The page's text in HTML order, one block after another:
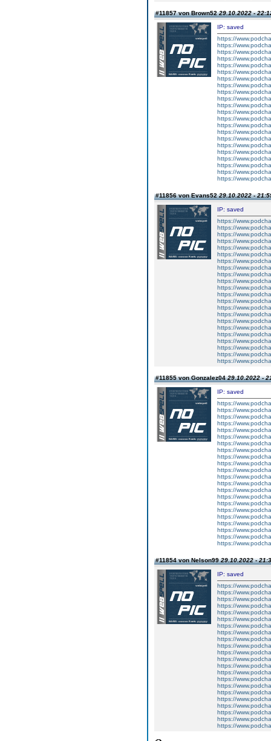
#11857 von Brown5229.10.2022 -
IP: saved
https://
https://
https://
https://
https://
https://
https://
https://
https://
https://
https://
https://
https://
https://
https://
https://
https://
https://
https://
https://
https://
https://
#11856 von Evans5229.10.2022 -
IP: saved
https://
https://
https://
https://
https://
https://
https://
https://
https://
https://
https://
https://
https://
https://
https://
https://
https://
https://
https://
https://
https://
https://
#11855 von Gonzalez0429.10.2022 -
IP: saved
https://
https://
https://
https://
https://
https://
https://
https://
https://
https://
https://
https://
https://
https://
https://
https://
https://
https://
https://
https://
https://
https://
#11854 von Nelson9929.10.2022 -
IP: saved
https://
https://
https://
https://
https://
https://
https://
https://
https://
https://
https://
https://
https://
https://
https://
https://
https://
https://
https://
https://
https://
https://